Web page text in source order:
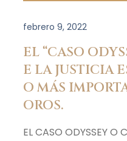
febrero 9, 2022
EL “CASO
E LA JUSTICIA
O MÁS
OROS.
EL CASO ODYSSEY O